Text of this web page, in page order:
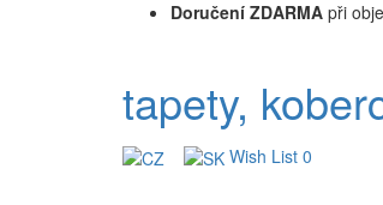
Doručení ZDARMA při
tapety,
Wish List 0